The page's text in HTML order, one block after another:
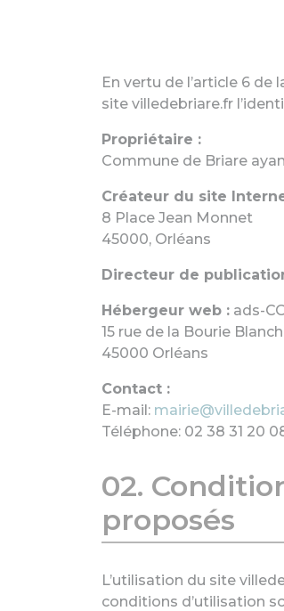
En vertu de l’article 6
site villedebriare.fr
Propriétaire :
Commune de Briare
Créateur du site
8 Place Jean Monnet
45000, Orléans
Directeur de
Hébergeur web : ads-
15 rue de la Bourie
45000 Orléans
Contact :
E-mail:
Téléphone: 02 38 31 20
02.
proposés
L’utilisation du site
conditions d’utilisation